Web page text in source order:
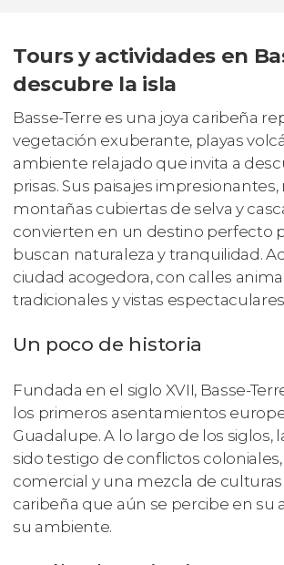
Tours y actividades en
descubre la isla
Basse-Terre es una joya caribeña
vegetación exuberante, playas
ambiente relajado que invita a
prisas. Sus paisajes
montañas cubiertas de selva y
convierten en un destino perfecto
buscan naturaleza y tranquilidad.
ciudad acogedora, con calles
tradicionales y vistas
Un poco de historia
Fundada en el siglo XVII, Basse-
los primeros asentamientos
Guadalupe. A lo largo de los siglos,
sido testigo de conflictos
comercial y una mezcla de
caribeña que aún se percibe en su
su ambiente.